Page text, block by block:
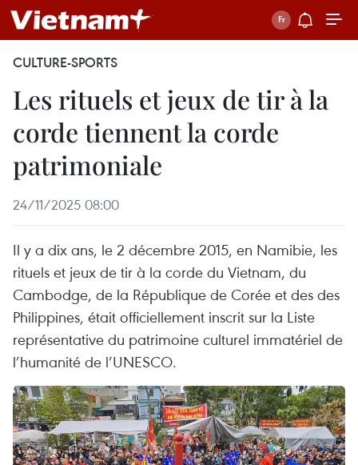
CULTURE-SPORTS
Les rituels et jeux de tir à la
corde tiennent la corde
patrimoniale
24/11/2025 08:00
Il y a dix ans, le 2 décembre 2015, en Namibie, les
rituels et jeux de tir à la corde du Vietnam, du
Cambodge, de la République de Corée et des des
Philippines, était officiellement inscrit sur la Liste
représentative du patrimoine culturel immatériel de
l’humanité de l’UNESCO.